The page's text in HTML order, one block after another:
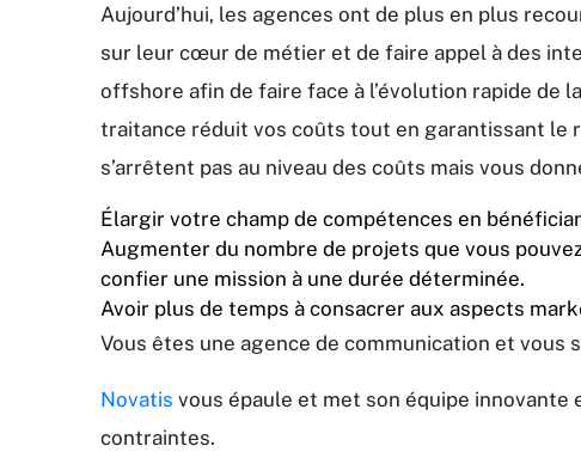
Aujourd’hui, les agences ont de plus en plus
sur leur cœur de métier et de faire appel à des
offshore afin de faire face à l’évolution rapide de
traitance réduit vos coûts tout en garantissant le
s’arrêtent pas au niveau des coûts mais vous
Élargir votre champ de compétences en
Augmenter du nombre de projets que vous
confier une mission à une durée déterminée.
Avoir plus de temps à consacrer aux aspects
Vous êtes une agence de communication et
Novatis vous épaule et met son équipe
contraintes.